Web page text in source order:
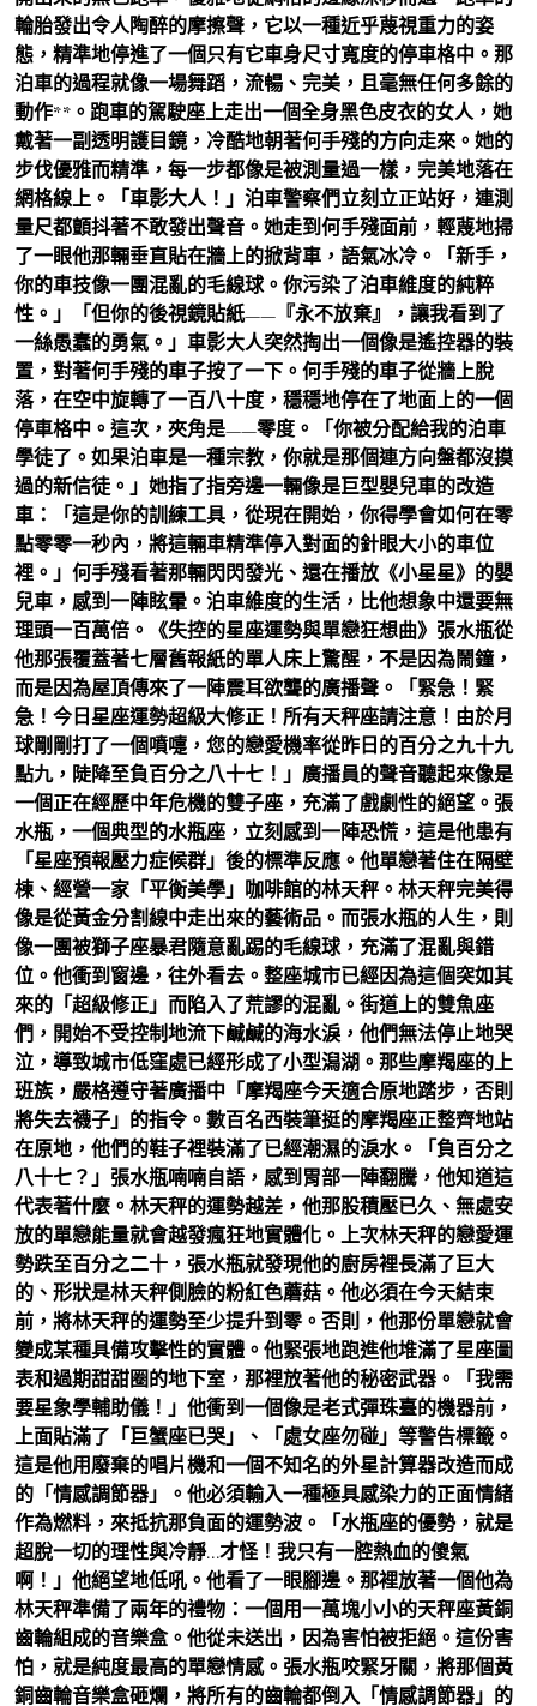
輪胎發出令人陶醉的摩擦聲，它以一種近乎蔑視重力的姿
態，精準地停進了一個只有它車身尺寸寬度的停車格中。那
泊車的過程就像一場舞蹈，流暢、完美，且毫無任何多餘的
動作**。跑車的駕駛座上走出一個全身黑色皮衣的女人，她
戴著一副透明護目鏡，冷酷地朝著何手殘的方向走來。她的
步伐優雅而精準，每一步都像是被測量過一樣，完美地落在
網格線上。「車影大人！」泊車警察們立刻立正站好，連測
量尺都顫抖著不敢發出聲音。她走到何手殘面前，輕蔑地掃
了一眼他那輛垂直貼在牆上的掀背車，語氣冰冷。「新手，
你的車技像一團混亂的毛線球。你污染了泊車維度的純粹
性。」「但你的後視鏡貼紙——『永不放棄』，讓我看到了
一絲愚蠢的勇氣。」車影大人突然掏出一個像是遙控器的裝
置，對著何手殘的車子按了一下。何手殘的車子從牆上脫
落，在空中旋轉了一百八十度，穩穩地停在了地面上的一個
停車格中。這次，夾角是——零度。「你被分配給我的泊車
學徒了。如果泊車是一種宗教，你就是那個連方向盤都沒摸
過的新信徒。」她指了指旁邊一輛像是巨型嬰兒車的改造
車：「這是你的訓練工具，從現在開始，你得學會如何在零
點零零一秒內，將這輛車精準停入對面的針眼大小的車位
裡。」何手殘看著那輛閃閃發光、還在播放《小星星》的嬰
兒車，感到一陣眩暈。泊車維度的生活，比他想象中還要無
理頭一百萬倍。《失控的星座運勢與單戀狂想曲》張水瓶從
他那張覆蓋著七層舊報紙的單人床上驚醒，不是因為鬧鐘，
而是因為屋頂傳來了一陣震耳欲聾的廣播聲。「緊急！緊
急！今日星座運勢超級大修正！所有天秤座請注意！由於月
球剛剛打了一個噴嚏，您的戀愛機率從昨日的百分之九十九
點九，陡降至負百分之八十七！」廣播員的聲音聽起來像是
一個正在經歷中年危機的雙子座，充滿了戲劇性的絕望。張
水瓶，一個典型的水瓶座，立刻感到一陣恐慌，這是他患有
「星座預報壓力症候群」後的標準反應。他單戀著住在隔壁
棟、經營一家「平衡美學」咖啡館的林天秤。林天秤完美得
像是從黃金分割線中走出來的藝術品。而張水瓶的人生，則
像一團被獅子座暴君隨意亂踢的毛線球，充滿了混亂與錯
位。他衝到窗邊，往外看去。整座城市已經因為這個突如其
來的「超級修正」而陷入了荒謬的混亂。街道上的雙魚座
們，開始不受控制地流下鹹鹹的海水淚，他們無法停止地哭
泣，導致城市低窪處已經形成了小型潟湖。那些摩羯座的上
班族，嚴格遵守著廣播中「摩羯座今天適合原地踏步，否則
將失去襪子」的指令。數百名西裝筆挺的摩羯座正整齊地站
在原地，他們的鞋子裡裝滿了已經潮濕的淚水。「負百分之
八十七？」張水瓶喃喃自語，感到胃部一陣翻騰，他知道這
代表著什麼。林天秤的運勢越差，他那股積壓已久、無處安
放的單戀能量就會越發瘋狂地實體化。上次林天秤的戀愛運
勢跌至百分之二十，張水瓶就發現他的廚房裡長滿了巨大
的、形狀是林天秤側臉的粉紅色蘑菇。他必須在今天結束
前，將林天秤的運勢至少提升到零。否則，他那份單戀就會
變成某種具備攻擊性的實體。他緊張地跑進他堆滿了星座圖
表和過期甜甜圈的地下室，那裡放著他的秘密武器。「我需
要星象學輔助儀！」他衝到一個像是老式彈珠臺的機器前，
上面貼滿了「巨蟹座已哭」、「處女座勿碰」等警告標籤。
這是他用廢棄的唱片機和一個不知名的外星計算器改造而成
的「情感調節器」。他必須輸入一種極具感染力的正面情緒
作為燃料，來抵抗那負面的運勢波。「水瓶座的優勢，就是
超脫一切的理性與冷靜…才怪！我只有一腔熱血的傻氣
啊！」他絕望地低吼。他看了一眼腳邊。那裡放著一個他為
林天秤準備了兩年的禮物：一個用一萬塊小小的天秤座黃銅
齒輪組成的音樂盒。他從未送出，因為害怕被拒絕。這份害
怕，就是純度最高的單戀情感。張水瓶咬緊牙關，將那個黃
銅齒輪音樂盒砸爛，將所有的齒輪都倒入「情感調節器」的